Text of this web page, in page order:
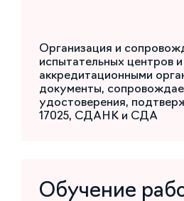
Организация и
испытательных центров
аккредитационными
документы,
удостоверения,
17025, СДАНК и СДА
Обучение